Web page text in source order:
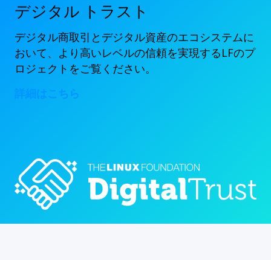
デジタル トラスト
デジタル商取引とデジタル資産のエコシステムに
おいて、より高いレベルの信頼を実現するLFのプ
ロジェクトをご覧ください。
詳細はこちら